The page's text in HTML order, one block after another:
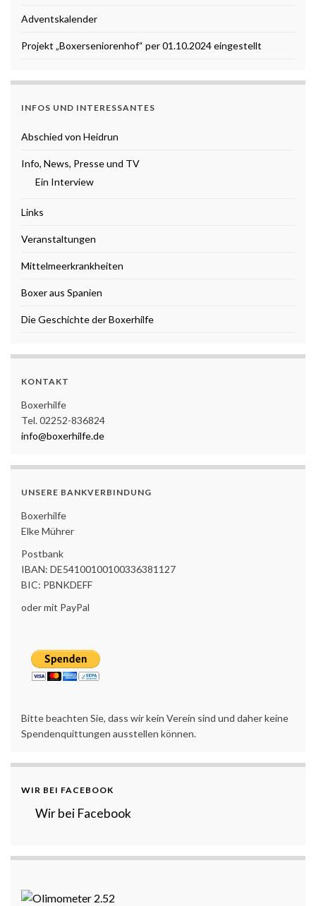
Adventskalender
Projekt „Boxerseniorenhof“ per 01.10.2024 eingestellt
INFOS UND INTERESSANTES
Abschied von Heidrun
Info, News, Presse und TV
Ein Interview
Links
Veranstaltungen
Mittelmeerkrankheiten
Boxer aus Spanien
Die Geschichte der Boxerhilfe
KONTAKT
Boxerhilfe
Tel. 02252-836824
info@boxerhilfe.de
UNSERE BANKVERBINDUNG
Boxerhilfe
Elke Mührer
Postbank
IBAN: DE54100100100336381127
BIC: PBNKDEFF
oder mit PayPal
Bitte beachten Sie, dass wir kein Verein sind und daher keine
Spendenquittungen ausstellen können.
WIR BEI FACEBOOK
Wir bei Facebook